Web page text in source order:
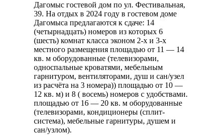
Дагомыс гостевой дом по ул. Фестивальная,
39. На отдых в 2024 году в гостевом доме
Дагомыса предлагаются к сдаче: 14
(четырнадцать) номеров из которых 6
(шесть) комнат класса эконом 2-х и 3-х
местного размещения площадью от 11 — 14
кв. м оборудованные (телевизорами,
односпальные кроватями, мебельным
гарнитуром, вентиляторами, душ и сан/узел
из расчёта на 3 номера)) площадью от 10 —
12 кв. м) и 8 ( восемь) номеров с удобствами.
площадью от 16 — 20 кв. м оборудованные
(телевизорами, кондиционеры (сплит-
система), мебельные гарнитуры, душем и
сан/узлом).